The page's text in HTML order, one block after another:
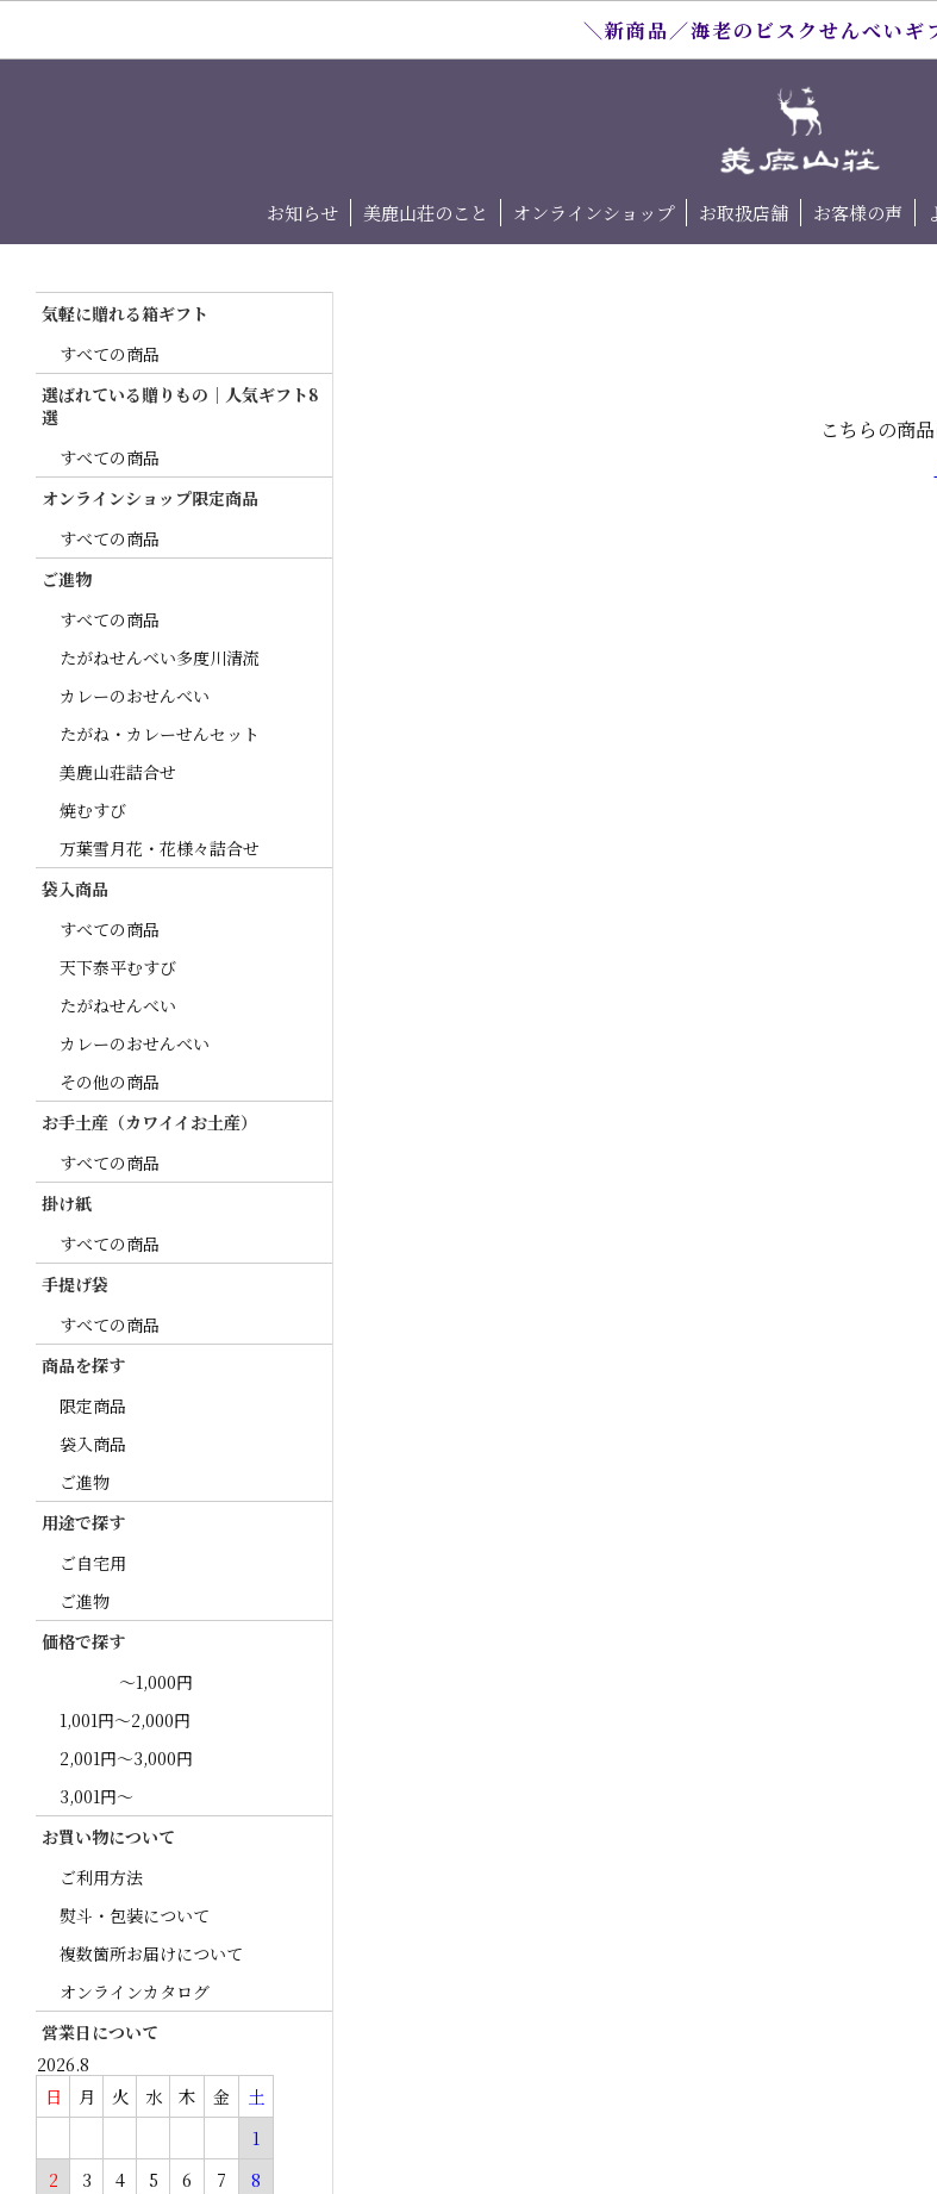
＼新商品／海老のビスクせんべいギ
お知らせ 美鹿山荘のこと オンラインショップ お取扱店舗 お客様の声
こちらの商
気軽に贈れる箱ギフト
すべての商品
選ばれている贈りもの｜人気ギフト8
選
すべての商品
オンラインショップ限定商品
すべての商品
ご進物
すべての商品
たがねせんべい多度川清流
カレーのおせんべい
たがね・カレーせんセット
美鹿山荘詰合せ
焼むすび
万葉雪月花・花様々詰合せ
袋入商品
すべての商品
天下泰平むすび
たがねせんべい
カレーのおせんべい
その他の商品
お手土産（カワイイお土産）
すべての商品
掛け紙
すべての商品
手提げ袋
すべての商品
商品を探す
限定商品
袋入商品
ご進物
用途で探す
ご自宅用
ご進物
価格で探す
～1,000円
1,001円～2,000円
2,001円～3,000円
3,001円～
お買い物について
ご利用方法
熨斗・包装について
複数箇所お届けについて
オンラインカタログ
営業日について
2026.8
日 月 火 水 木 金
土
1
2
3 4 5 6 7
8